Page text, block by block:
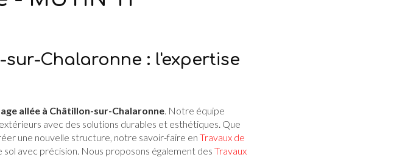
Chalaronne : l'expertise
allée à Châtillon-sur-Chalaronne. Notre équipe
avec des solutions durables et esthétiques. Que
une nouvelle structure, notre savoir-faire en Travaux de
avec précision. Nous proposons également des Travaux